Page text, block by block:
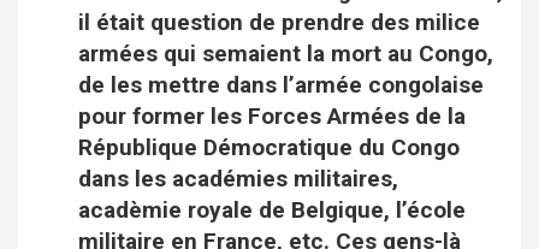
il était question de prendre des milice
armées qui semaient la mort au Congo,
de les mettre dans l’armée congolaise
pour former les Forces Armées de la
République Démocratique du Congo
dans les académies militaires,
acadèmie royale de Belgique, l’école
militaire en France, etc. Ces gens-là